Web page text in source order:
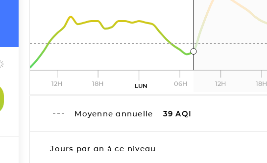
12H 18H LUN 06H 12H 18H
Moyenne annuelle 39 AQI
Jours par an à ce niveau